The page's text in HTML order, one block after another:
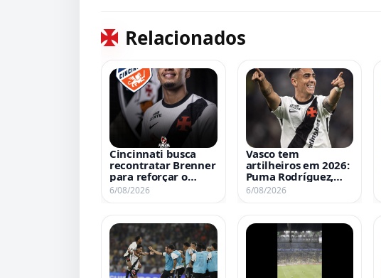
Relacionados
Cincinnati busca
recontratar Brenner
para reforçar o
elenco
6/08/2026
Vasco tem
artilheiros em 2026:
Puma Rodríguez,
Thiago Mendes e
6/08/2026